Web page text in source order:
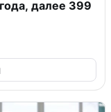
далее 399